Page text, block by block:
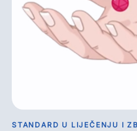
STANDARD U LIJEČENJU I